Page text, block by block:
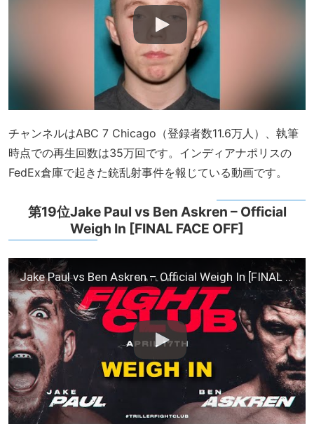
チャンネルはABC 7 Chicago（登録者数11.6万人）、執筆
時点での再生回数は35万回です。インディアナポリスの
FedEx倉庫で起きた銃乱射事件を報じている動画です。
第19位Jake Paul vs Ben Askren – Official
Weigh In [FINAL FACE OFF]
Jake Paul vs Ben Askren – Official Weigh In [FINAL FACE OFF]